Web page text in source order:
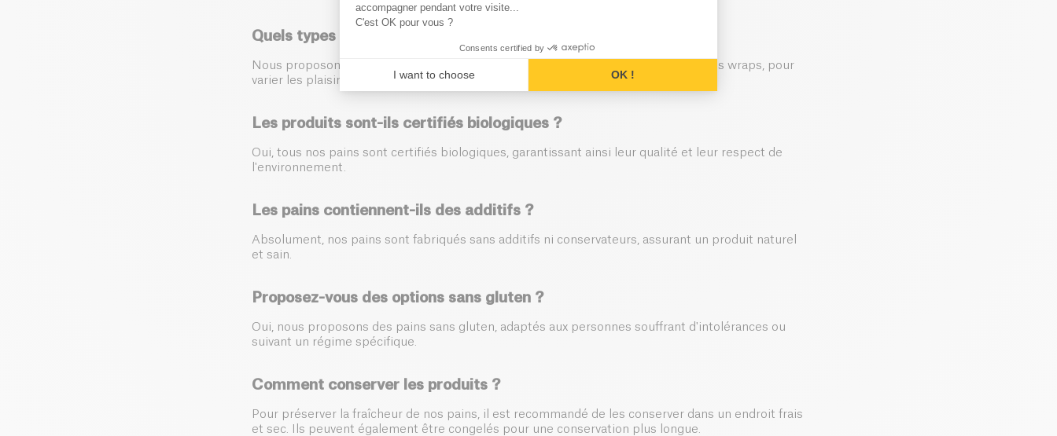
Quels types de pains proposez-vous ?
Nous proposons une gamme variée incluant des pains pita, des pains burger et des wraps, pour
varier les plaisirs.
Les produits sont-ils certifiés biologiques ?
Oui, tous nos pains sont certifiés biologiques, garantissant ainsi leur qualité et leur respect de
l'environnement.
Les pains contiennent-ils des additifs ?
Absolument, nos pains sont fabriqués sans additifs ni conservateurs, assurant un produit naturel
et sain.
Proposez-vous des options sans gluten ?
Oui, nous proposons des pains sans gluten, adaptés aux personnes souffrant d'intolérances ou
suivant un régime spécifique.
Comment conserver les produits ?
Pour préserver la fraîcheur de nos pains, il est recommandé de les conserver dans un endroit frais
et sec. Ils peuvent également être congelés pour une conservation plus longue.
accompagner pendant votre visite...
C'est OK pour vous ?
Consents certified by
I want to choose OK !